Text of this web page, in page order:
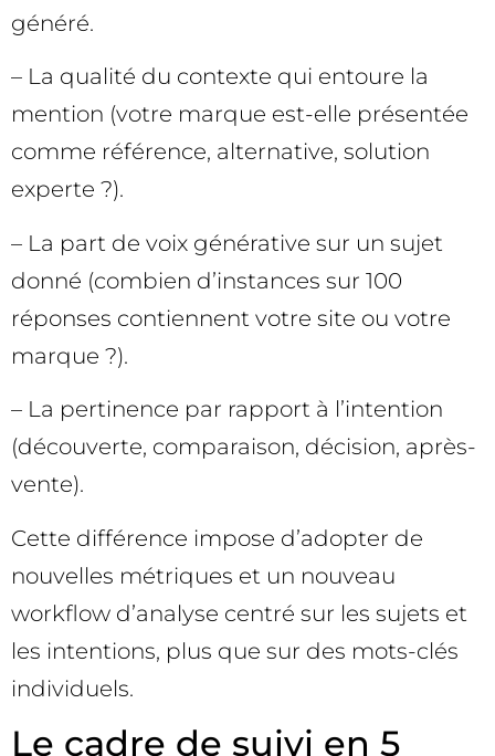
généré.
– La qualité du contexte qui entoure la
mention (votre marque est-elle présentée
comme référence, alternative, solution
experte ?).
– La part de voix générative sur un sujet
donné (combien d’instances sur 100
réponses contiennent votre site ou votre
marque ?).
– La pertinence par rapport à l’intention
(découverte, comparaison, décision, après-
vente).
Cette différence impose d’adopter de
nouvelles métriques et un nouveau
workflow d’analyse centré sur les sujets et
les intentions, plus que sur des mots-clés
individuels.
Le cadre de suivi en 5